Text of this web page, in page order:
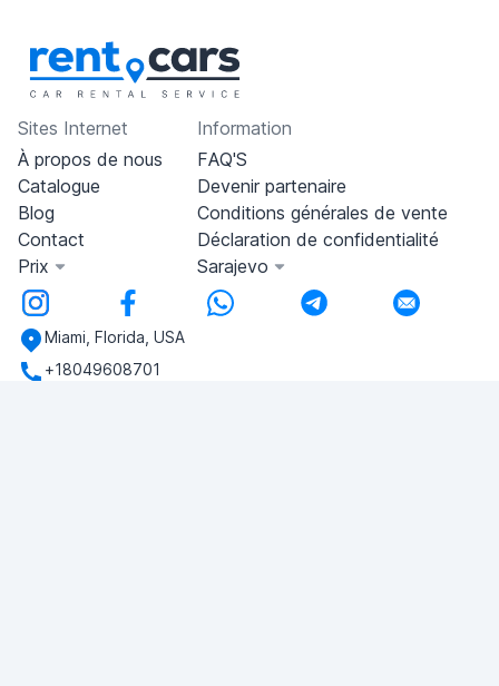
Sites Internet
À propos de nous
Catalogue
Blog
Contact
Prix
Information
FAQ'S
Devenir partenaire
Conditions générales de vente
Déclaration de confidentialité
Sarajevo
Miami, Florida, USA
+18049608701